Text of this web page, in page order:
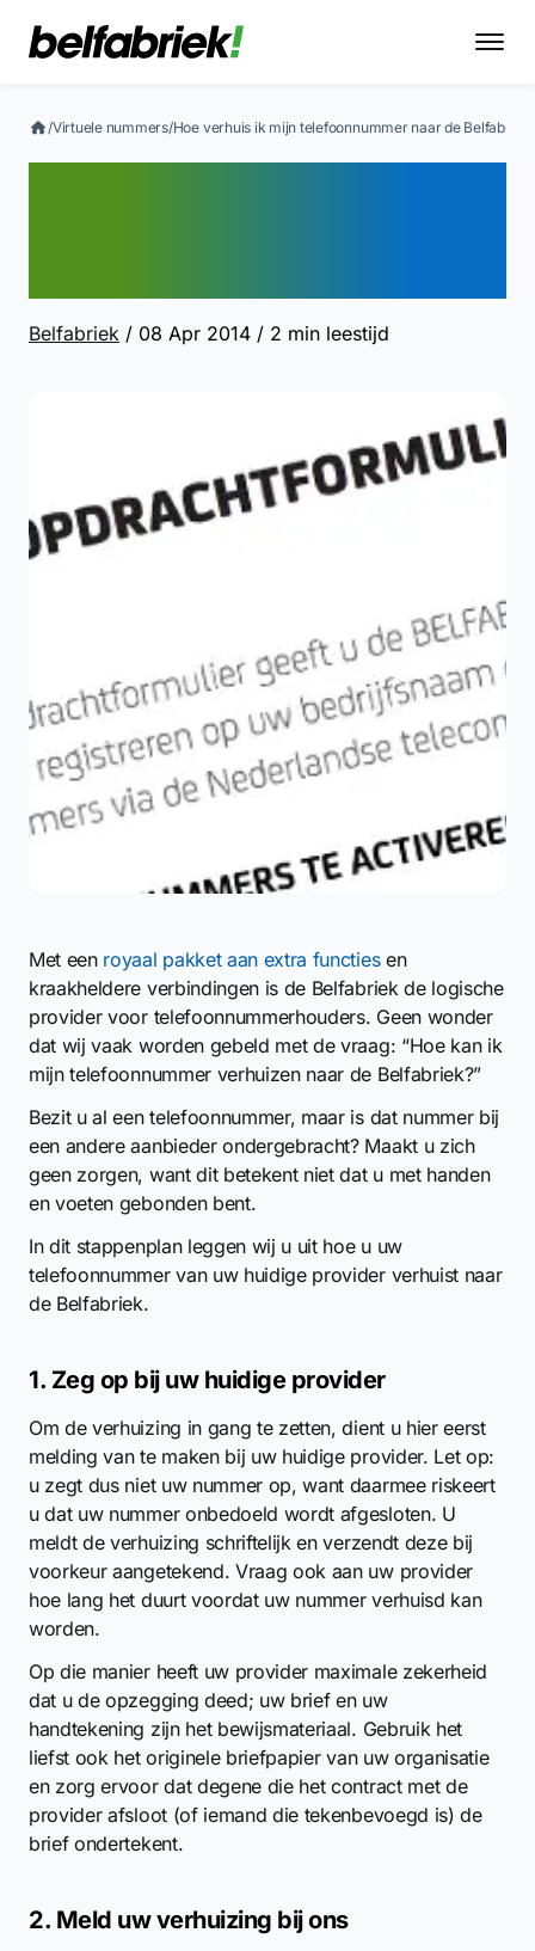
/Virtuele nummers/Hoe verhuis ik mijn telefoonnummer naar de
Belfabriek / 08 Apr 2014 / 2 min leestijd
Met een royaal pakket aan extra functiesen
kraakheldere verbindingen is de Belfabriek de logische
provider voor telefoonnummerhouders. Geen wonder
dat wij vaak worden gebeld met de vraag: “Hoe kan ik
mijn telefoonnummer verhuizen naar de Belfabriek?”
Bezit u al een telefoonnummer, maar is dat nummer bij
een andere aanbieder ondergebracht? Maakt u zich
geen zorgen, want dit betekent niet dat u met handen
en voeten gebonden bent.
In dit stappenplan leggen wij u uit hoe u uw
telefoonnummer van uw huidige provider verhuist naar
de Belfabriek.
1. Zeg op bij uw huidige provider
Om de verhuizing in gang te zetten, dient u hier eerst
melding van te maken bij uw huidige provider. Let op:
u zegt dus niet uw nummer op, want daarmee riskeert
u dat uw nummer onbedoeld wordt afgesloten. U
meldt de verhuizing schriftelijk en verzendt deze bij
voorkeur aangetekend. Vraag ook aan uw provider
hoe lang het duurt voordat uw nummer verhuisd kan
worden.
Op die manier heeft uw provider maximale zekerheid
dat u de opzegging deed; uw brief en uw
handtekening zijn het bewijsmateriaal. Gebruik het
liefst ook het originele briefpapier van uw organisatie
en zorg ervoor dat degene die het contract met de
provider afsloot (of iemand die tekenbevoegd is) de
brief ondertekent.
2. Meld uw verhuizing bij ons